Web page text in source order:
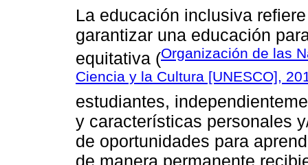
La educación inclusiva
garantizar una educación
equitativa (Organización de las
Ciencia y la Cultura [UNESCO],
estudiantes,
y características personales
de oportunidades para